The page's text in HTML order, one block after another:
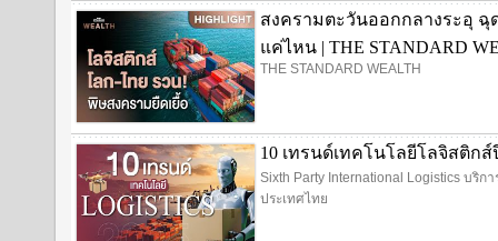
สงครามตะวันออกกลางระอุ ฉุ
แค่ไหน | THE STANDARD
THE STANDARD WEALTH
10 เทรนด์เทคโนโลยีโลจิสติกส์ปี
Sixth Party International Logistics บริก
ประเทศไทย